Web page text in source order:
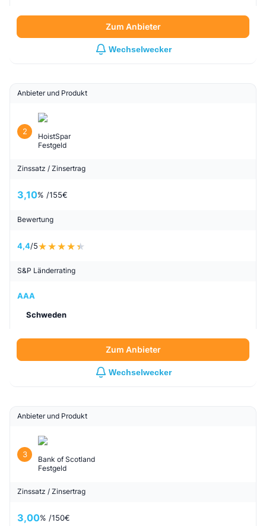
Zum Anbieter
Wechselwecker
Anbieter und Produkt
2
HoistSpar
Festgeld
Zinssatz / Zinsertrag
3,10% /155€
Bewertung
4,4/5
S&P Länderrating
AAA
Schweden
Zum Anbieter
Wechselwecker
Anbieter und Produkt
3
Bank of Scotland
Festgeld
Zinssatz / Zinsertrag
3,00% /150€